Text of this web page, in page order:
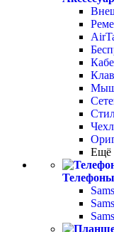
Ещё